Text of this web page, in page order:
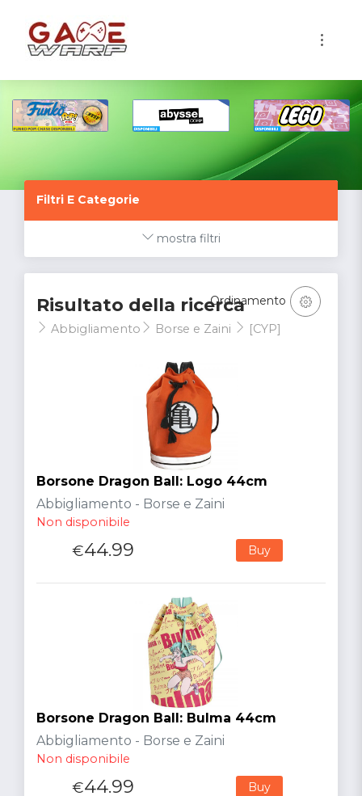
Filtri E Categorie
mostra filtri
Risultato della ricerca
Abbigliamento Borse e Zaini [CYP]
Ordinamento
Borsone Dragon Ball: Logo 44cm
Abbigliamento - Borse e Zaini
Non disponibile
€44.99 Buy
Borsone Dragon Ball: Bulma 44cm
Abbigliamento - Borse e Zaini
Non disponibile
€44.99 Buy